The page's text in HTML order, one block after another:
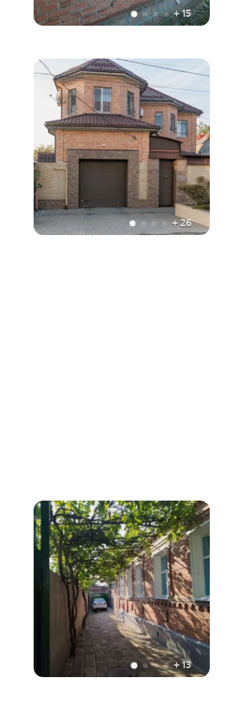
+15
+26
+ 13